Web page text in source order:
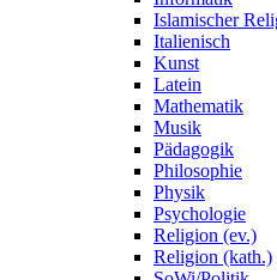
Islamischer
Italienisch
Kunst
Latein
Mathematik
Musik
Pädagogik
Philosophie
Physik
Psychologie
Religion (ev.)
Religion (kath.)